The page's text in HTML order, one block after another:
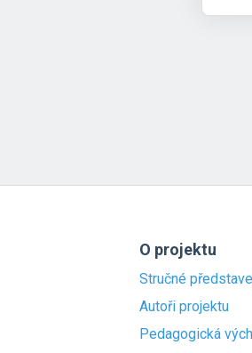
O projektu
Stručné
Autoři projektu
Pedagogická